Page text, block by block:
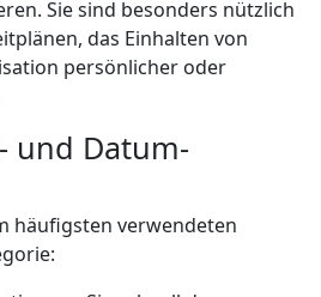
Sie sind besonders nützlich
das Einhalten von
persönlicher oder
und Datum-
häufigsten verwendeten